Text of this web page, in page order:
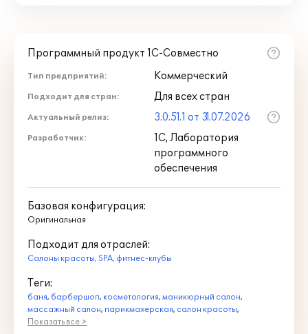
Программный продукт 1С-Совместно
Тип предприятий: Коммерческий
Подходит для стран: Для всех стран
Актуальный релиз: 3.0.51.1 от 31.07.2026
Разработчик:
1С, Лаборатория
программного
обеспечения
Базовая конфигурация:
Оригинальная
Подходит для отраслей:
Салоны красоты, SPA, фитнес-клубы
Теги:
баня, барбершоп, косметология, маникюрный салон,
массажный салон, парикмахерская, салон красоты,
Показать все >